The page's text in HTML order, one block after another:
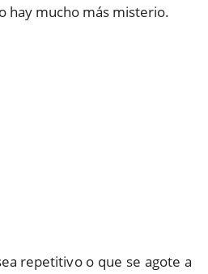
hay mucho más misterio.
repetitivo o que se agote a